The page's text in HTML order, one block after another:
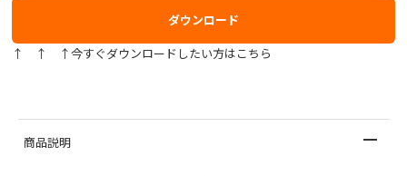
ダウンロード
↑ ↑ ↑今すぐダウンロードしたい方はこちら
商品説明